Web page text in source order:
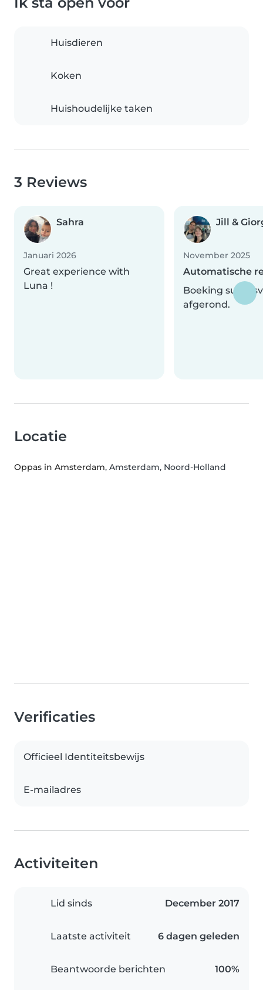
Huisdieren
Koken
Huishoudelijke taken
3 Reviews
Sahra
Januari 2026
Great experience with
Luna !
Jill &
November 2025
Automatische
Boeking
afgerond.
Locatie
Oppas in Amsterdam, Amsterdam, Noord-Holland
Verificaties
Officieel Identiteitsbewijs
E-mailadres
Activiteiten
Lid sinds December 2017
Laatste activiteit 6 dagen geleden
Beantwoorde berichten 100%